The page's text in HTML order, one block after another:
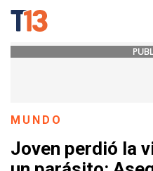
MUNDO
Joven perdió la